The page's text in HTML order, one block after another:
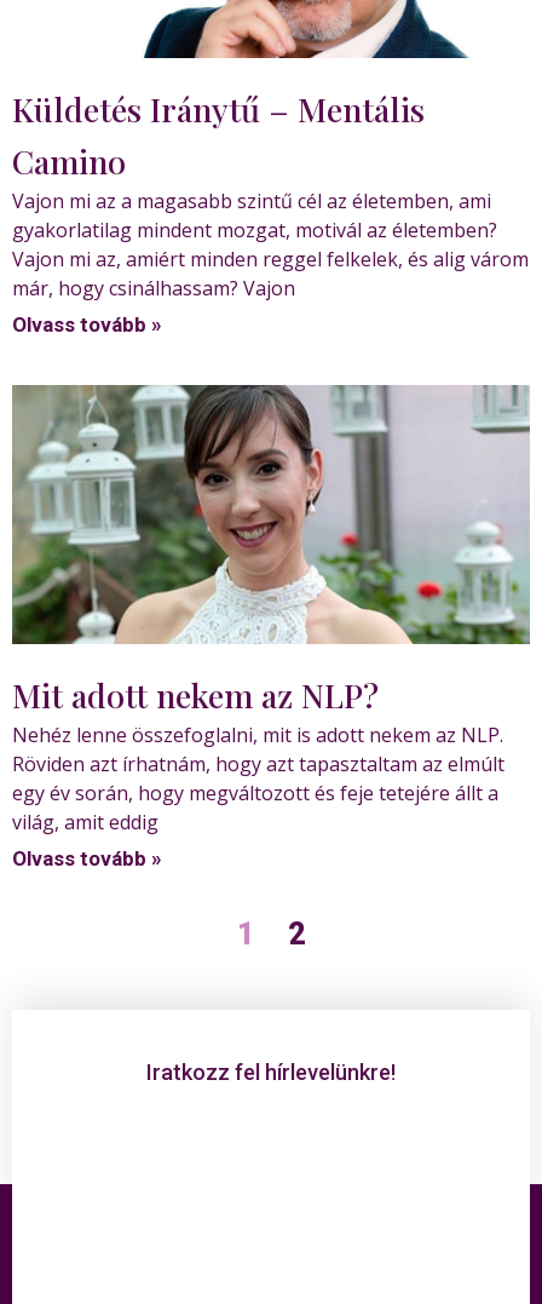
Küldetés Iránytű – Mentális
Camino
Vajon mi az a magasabb szintű cél az életemben, ami
gyakorlatilag mindent mozgat, motivál az életemben?
Vajon mi az, amiért minden reggel felkelek, és alig várom
már, hogy csinálhassam? Vajon
Olvass tovább »
Mit adott nekem az NLP?
Nehéz lenne összefoglalni, mit is adott nekem az NLP.
Röviden azt írhatnám, hogy azt tapasztaltam az elmúlt
egy év során, hogy megváltozott és feje tetejére állt a
világ, amit eddig
Olvass tovább »
1 2
Iratkozz fel hírlevelünkre!